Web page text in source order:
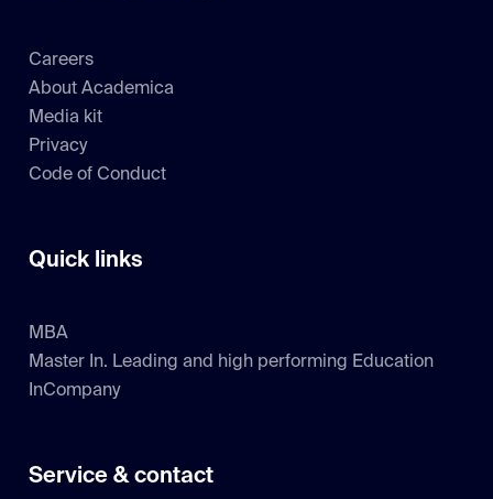
Careers
About Academica
Media kit
Privacy
Code of Conduct
Quick links
MBA
Master In. Leading and high performing Education
InCompany
Service & contact